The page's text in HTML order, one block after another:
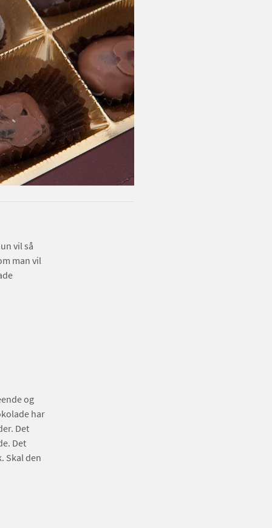
vil så
man vil
og
har
Det
Det
Skal den